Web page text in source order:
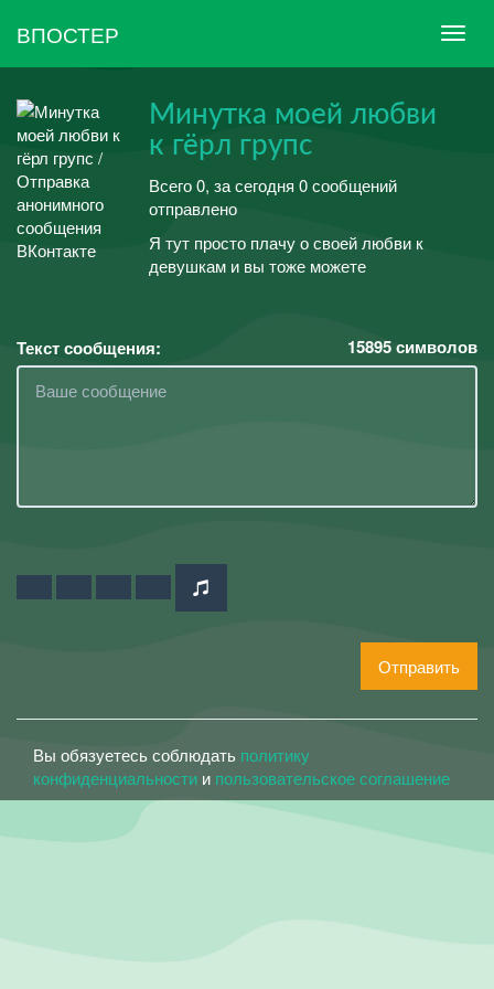
ВПОСТЕР
Минутка моей любви
к гёрл групс
Всего 0, за сегодня 0 сообщений
отправлено
Я тут просто плачу о своей любви к
девушкам и вы тоже можете
Текст сообщения: 15895символов
Отправить
Вы обязуетесь соблюдать политику
конфиденциальности и пользовательское соглашение